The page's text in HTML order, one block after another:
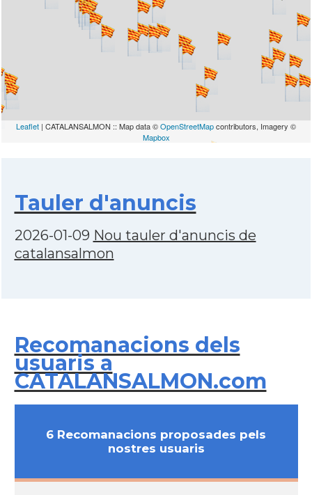
Leaflet | CATALANSALMON :: Map data ©OpenStreetMapcontributors, Imagery ©
Mapbox
Tauler d'anuncis
2026-01-09 Nou tauler d'anuncis de
catalansalmon
Recomanacions dels
usuaris a
CATALANSALMON.com
6 Recomanacions proposades pels
nostres usuaris